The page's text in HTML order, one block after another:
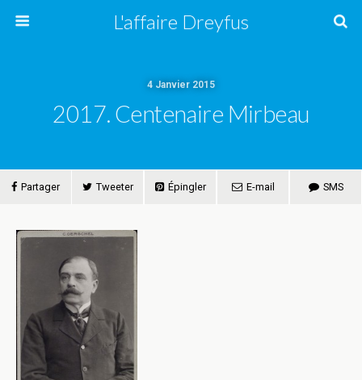
L'affaire Dreyfus
4 Janvier 2015
2017. Centenaire Mirbeau
Partager Tweeter Épingler E-mail SMS